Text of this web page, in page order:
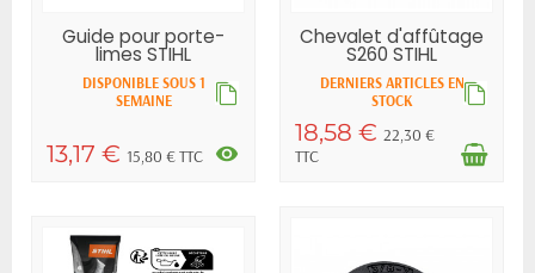
Guide pour porte-
limes STIHL
DISPONIBLE SOUS 1
SEMAINE
13,17 € 15,80 € TTC visibility
Chevalet d'affûtage
S260 STIHL
DERNIERS ARTICLES EN
STOCK
18,58 € 22,30 €
TTC